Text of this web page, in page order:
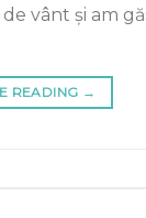
vânt și am
READING →